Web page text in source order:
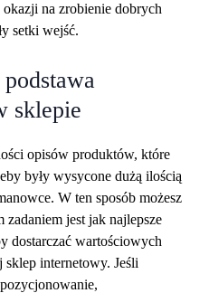
na zrobienie dobrych
setki wejść.
sklepie
opisów produktów, które
były wysycone dużą ilością
W ten sposób możesz
jest jak najlepsze
dostarczać wartościowych
internetowy. Jeśli